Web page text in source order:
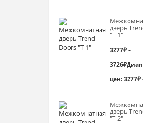
дверь
"Т-1"
3277₽–
3726₽
цен: 3277₽
дверь
"Т-2"